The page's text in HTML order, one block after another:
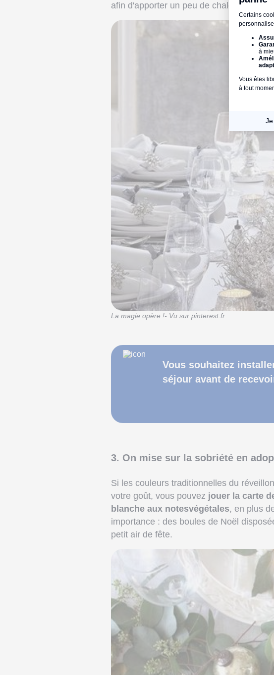
afin d'apporter un peu de chaleur dans
La magie opère !- Vu sur pinterest.fr
Vous souhaitez
séjour avant de
3. On mise sur la sobriété en
Si les couleurs traditionnelles du
votre goût, vous pouvez jouer la carte
blanche aux notesvégétales, en plus
importance : des boules de Noël
petit air de fête.